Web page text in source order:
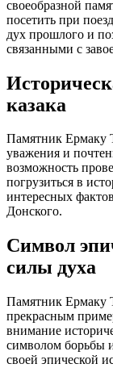
своеобразной
посетить при
дух прошлого и
связанными с
казака
Памятник Ермаку
уважения и
возможность
погрузиться в
интересных
Донского.
Символ
силы духа
Памятник Ермаку
прекрасным
внимание
символом борьбы
своей эпической